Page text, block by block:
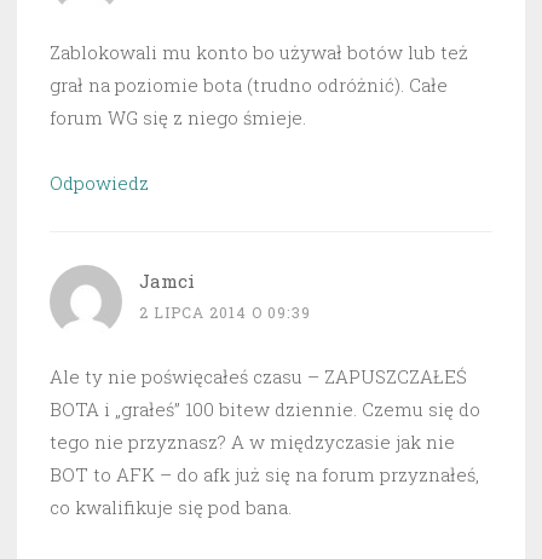
Zablokowali mu konto bo używał botów lub też
grał na poziomie bota (trudno odróżnić). Całe
forum WG się z niego śmieje.
Odpowiedz
Jamci
2 LIPCA 2014 O 09:39
Ale ty nie poświęcałeś czasu – ZAPUSZCZAŁEŚ
BOTA i „grałeś” 100 bitew dziennie. Czemu się do
tego nie przyznasz? A w międzyczasie jak nie
BOT to AFK – do afk już się na forum przyznałeś,
co kwalifikuje się pod bana.